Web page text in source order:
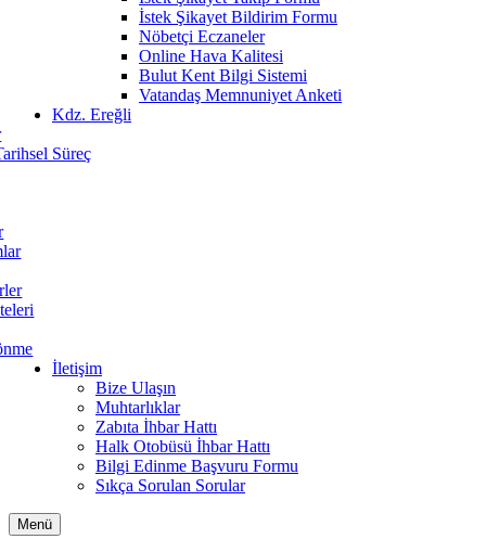
İstek Şikayet Bildirim Formu
Nöbetçi Eczaneler
Online Hava Kalitesi
Bulut Kent Bilgi Sistemi
Vatandaş Memnuniyet Anketi
Kdz. Ereğli
Süreç
İletişim
Bize Ulaşın
Muhtarlıklar
Zabıta İhbar Hattı
Halk Otobüsü İhbar Hattı
Bilgi Edinme Başvuru Formu
Sıkça Sorulan Sorular
Menü